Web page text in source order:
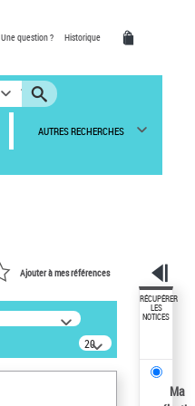
Une question ? Historique
AUTRES RECHERCHES
Ajouter à mes références
20
résultats/page
RÉCUPÉRER
LES
NOTICES
Ma